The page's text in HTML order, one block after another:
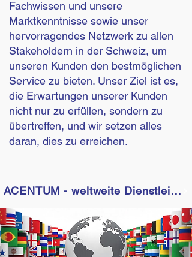
Fachwissen und unsere
Marktkenntnisse sowie unser
hervorragendes Netzwerk zu allen
Stakeholdern in der Schweiz, um
unseren Kunden den bestmöglichen
Service zu bieten. Unser Ziel ist es,
die Erwartungen unserer Kunden
nicht nur zu erfüllen, sondern zu
übertreffen, und wir setzen alles
daran, dies zu erreichen.
ACENTUM - weltweite